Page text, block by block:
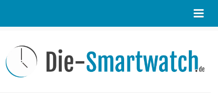
Kontakt / Tipp geben
Impressum